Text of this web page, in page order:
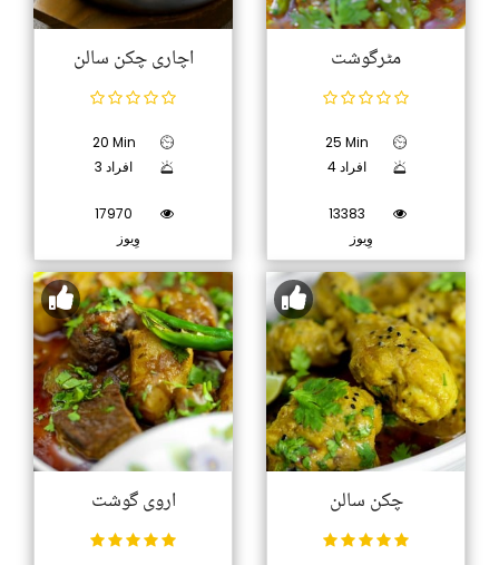
اچاری چکن سالن
20 Min
3 افراد
17970
وِیوز
مٹرگوشت
25 Min
4 افراد
13383
وِیوز
اروی گوشت چکن سالن